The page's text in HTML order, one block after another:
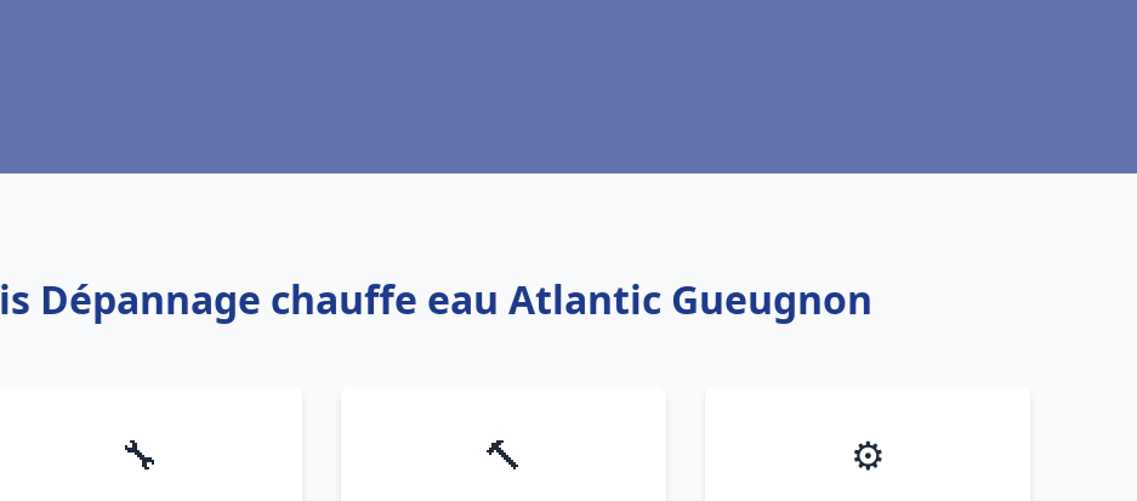
Dépannage chauffe eau Atlantic Gueugnon
🔧 🔨 ⚙️